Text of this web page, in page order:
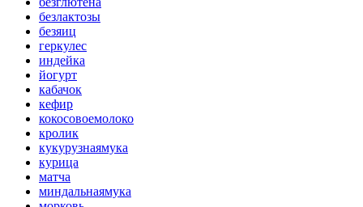
безлактозы
безяиц
геркулес
индейка
йогурт
кабачок
кефир
кокосовоемолоко
кролик
кукурузнаямука
курица
матча
миндальнаямука